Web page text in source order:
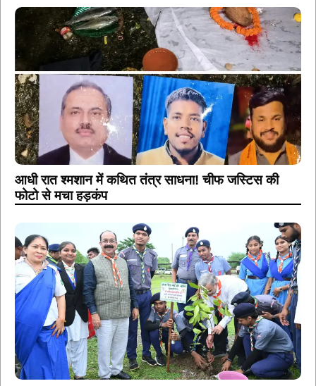
आधी रात श्मशान में कथित तंत्र साधना! चीफ जस्टिस की
फोटो से मचा हड़कंप